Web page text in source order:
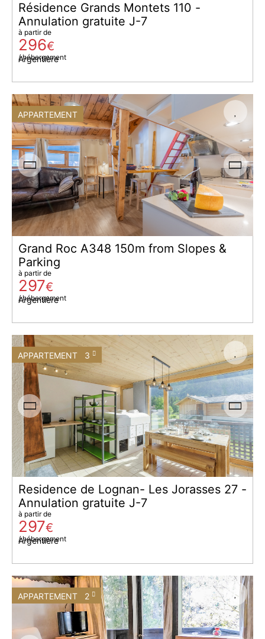
Résidence Grands Montets 110 -
Annulation gratuite J-7
Argentière
à partir de
296€
/ hébergement
APPARTEMENT
Grand Roc A348 150m from Slopes &
Parking
Argentière
à partir de
297€
/ hébergement
APPARTEMENT 3
Residence de Lognan- Les Jorasses 27 -
Annulation gratuite J-7
Argentière
à partir de
297€
/ hébergement
APPARTEMENT 2